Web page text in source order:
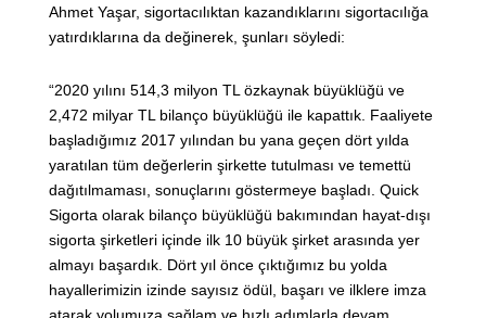
Ahmet Yaşar, sigortacılıktan kazandıklarını sigortacılığa
yatırdıklarına da değinerek, şunları söyledi:
“2020 yılını 514,3 milyon TL özkaynak büyüklüğü ve
2,472 milyar TL bilanço büyüklüğü ile kapattık. Faaliyete
başladığımız 2017 yılından bu yana geçen dört yılda
yaratılan tüm değerlerin şirkette tutulması ve temettü
dağıtılmaması, sonuçlarını göstermeye başladı. Quick
Sigorta olarak bilanço büyüklüğü bakımından hayat-dışı
sigorta şirketleri içinde ilk 10 büyük şirket arasında yer
almayı başardık. Dört yıl önce çıktığımız bu yolda
hayallerimizin izinde sayısız ödül, başarı ve ilklere imza